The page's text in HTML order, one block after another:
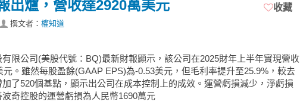
出爐，營收達2920萬美元
撰文者： 權知道
收藏
限公司(美股代號：BQ)最新財報顯示，該公司在2025財年上半年實現營收
元。雖然每股盈餘(GAAP EPS)為-0.53美元，但毛利率提升至25.9%，較去
了520個基點，顯示出公司在成本控制上的成效。運營虧損減少，淨虧損
波奇控股的運營虧損為人民幣1690萬元